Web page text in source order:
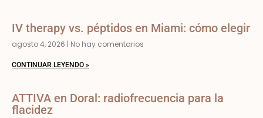
IV therapy vs. péptidos en Miami: cómo elegir
agosto 4, 2026 No hay comentarios
CONTINUAR LEYENDO »
ATTIVA en Doral: radiofrecuencia para la
flacidez